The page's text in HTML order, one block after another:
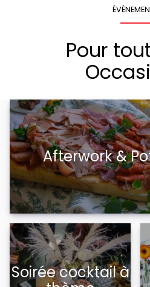
Pour
Afterwork &
Soirée cocktail à